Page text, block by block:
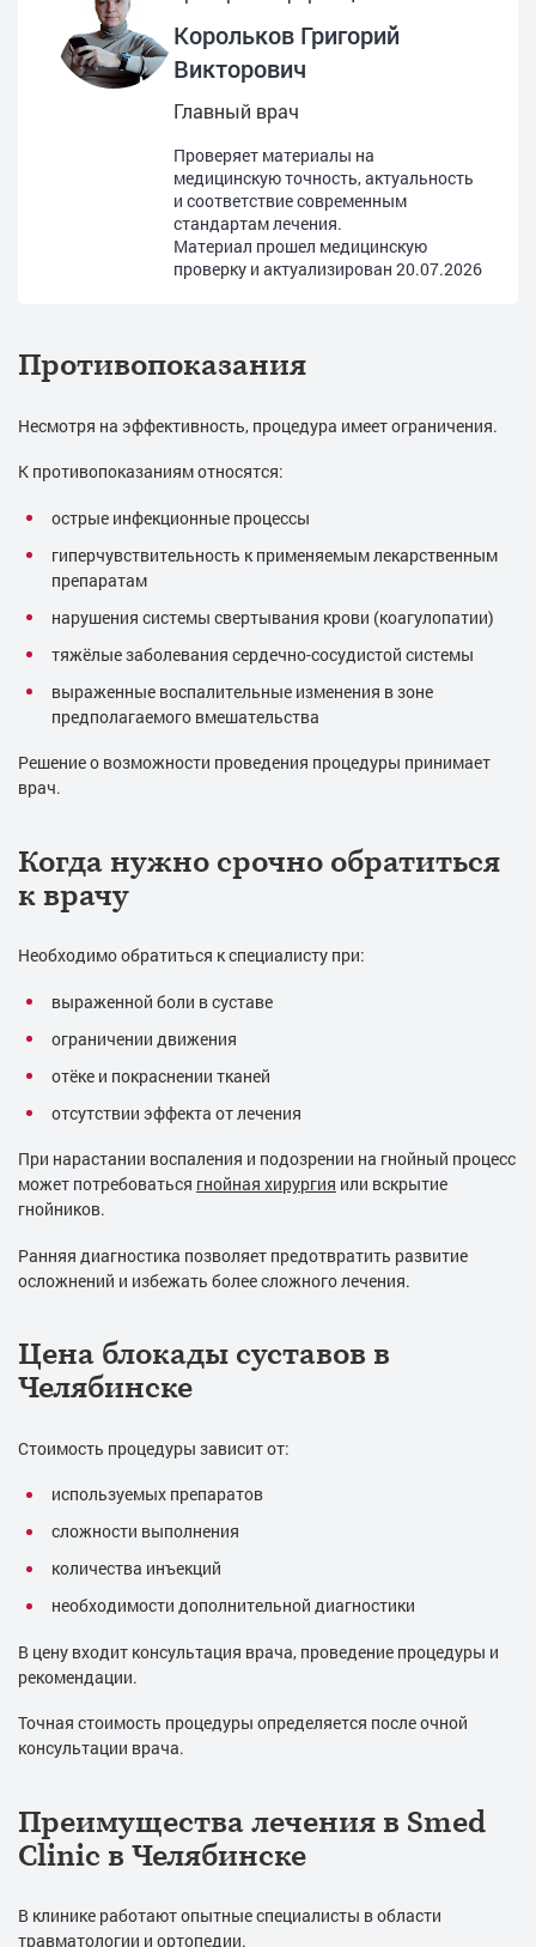
Корольков Григорий
Викторович
Главный врач
Проверяет материалы на
медицинскую точность, актуальность
и соответствие современным
стандартам лечения.
Материал прошел медицинскую
проверку и актуализирован 20.07.2026
Противопоказания
Несмотря на эффективность, процедура имеет ограничения.
К противопоказаниям относятся:
острые инфекционные процессы
гиперчувствительность к применяемым лекарственным
препаратам
нарушения системы свертывания крови (коагулопатии)
тяжёлые заболевания сердечно-сосудистой системы
выраженные воспалительные изменения в зоне
предполагаемого вмешательства
Решение о возможности проведения процедуры принимает
врач.
Когда нужно срочно обратиться
к врачу
Необходимо обратиться к специалисту при:
выраженной боли в суставе
ограничении движения
отёке и покраснении тканей
отсутствии эффекта от лечения
При нарастании воспаления и подозрении на гнойный процесс
может потребоваться гнойная хирургия или вскрытие
гнойников.
Ранняя диагностика позволяет предотвратить развитие
осложнений и избежать более сложного лечения.
Цена блокады суставов в
Челябинске
Стоимость процедуры зависит от:
используемых препаратов
сложности выполнения
количества инъекций
необходимости дополнительной диагностики
В цену входит консультация врача, проведение процедуры и
рекомендации.
Точная стоимость процедуры определяется после очной
консультации врача.
Преимущества лечения в Smed
Clinic в Челябинске
В клинике работают опытные специалисты в области
травматологии и ортопедии.